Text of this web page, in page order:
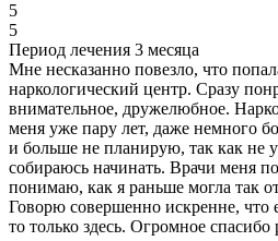
5
5
Период лечения 3 месяца
Мне несказанно повезло, что
наркологический центр. Сразу
внимательное, дружелюбное.
меня уже пару лет, даже немного
и больше не планирую, так как не
собираюсь начинать. Врачи меня
понимаю, как я раньше могла так
Говорю совершенно искренне, что
то только здесь. Огромное спасибо